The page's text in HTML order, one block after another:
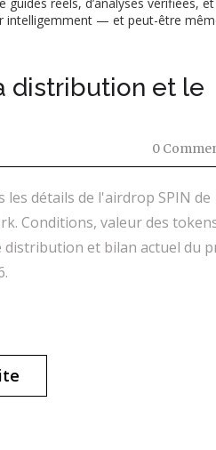
intelligemment — et peut-être
distribution et le
0
les détails de l'airdrop SPIN de
Conditions, valeur des
distribution et bilan actuel du